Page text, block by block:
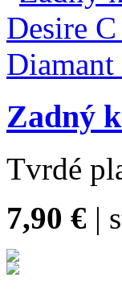
Zadný
Tvrdé
7,90 € |